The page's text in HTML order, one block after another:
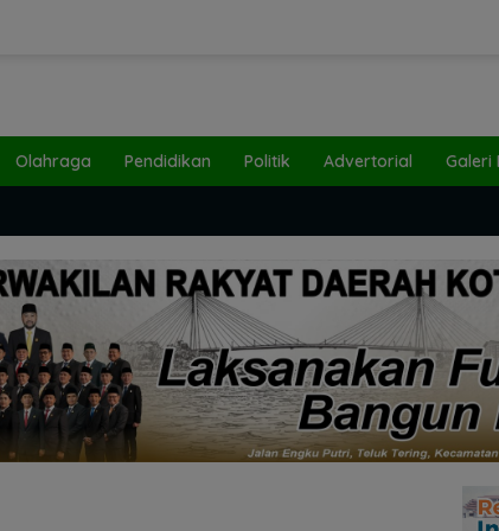
Olahraga Pendidikan Politik Advertorial Galeri